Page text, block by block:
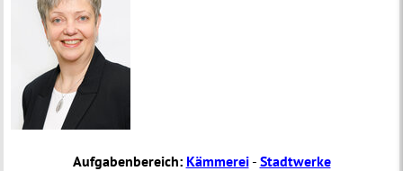
Aufgabenbereich: Kämmerei- Stadtwerke